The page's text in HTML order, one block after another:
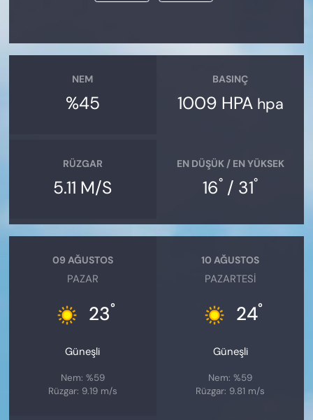
NEM
%45
BASINÇ
1009 HPA hpa
RÜZGAR
5.11 M/S
EN DÜŞÜK / EN YÜKSEK
16° / 31°
09 AĞUSTOS
PAZAR
23°
Güneşli
Nem: %59
Rüzgar: 9.19 m/s
10 AĞUSTOS
PAZARTESI
24°
Güneşli
Nem: %59
Rüzgar: 9.81 m/s